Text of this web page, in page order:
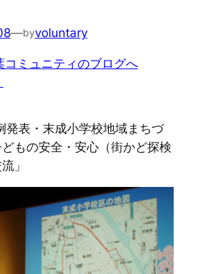
—byvoluntary
コミュニティのブログへ
表・末成小学校地域まちづ
もの安全・安心（街かど探検
」